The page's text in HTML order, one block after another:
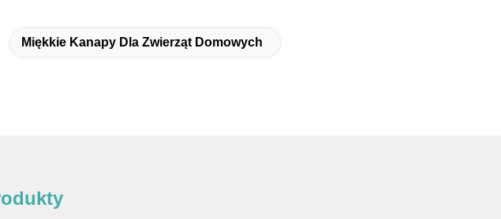
Miękkie Kanapy Dla Zwierząt Domowych